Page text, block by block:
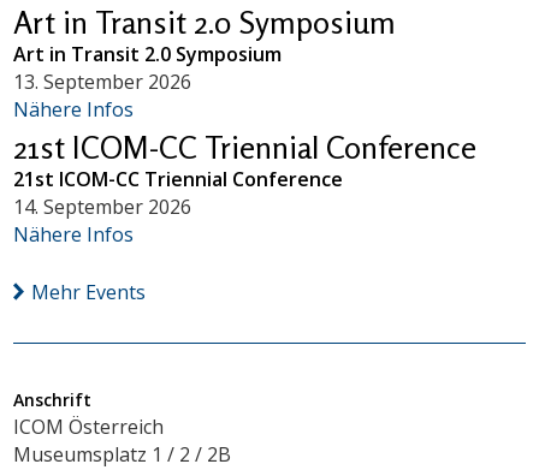
Art in Transit 2.0 Symposium
Art in Transit 2.0 Symposium
13. September 2026
Nähere Infos
21st ICOM-CC Triennial Conference
21st ICOM-CC Triennial Conference
14. September 2026
Nähere Infos
Mehr Events
Anschrift
ICOM Österreich
Museumsplatz 1 / 2 / 2B